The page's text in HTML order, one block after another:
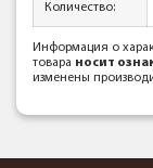
Количество:
Информация о
товара носит
изменены